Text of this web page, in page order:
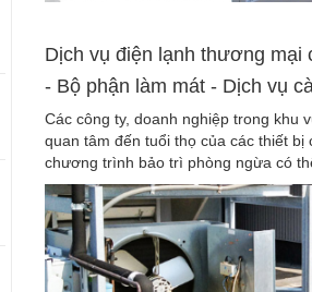
Dịch vụ điện lạnh thương mại
- Bộ phận làm mát - Dịch vụ
Các công ty, doanh nghiệp trong khu
quan tâm đến tuổi thọ của các thiết
chương trình bảo trì phòng ngừa có